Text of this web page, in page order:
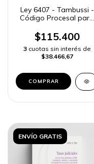
Ley 6407 - Tambussi -
Código Procesal para
Relaciones de Consumo
de la CABA
$115.400
3 cuotas sin interés de
$38.466,67
COMPRAR
ENVÍO GRATIS